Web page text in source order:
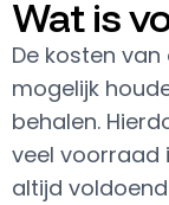
Wat is
De kosten
mogelijk
behalen.
veel voorraad
altijd